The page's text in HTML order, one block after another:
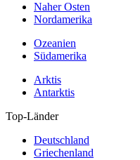
Naher Osten
Nordamerika
Ozeanien
Südamerika
Arktis
Antarktis
Top-Länder
Deutschland
Griechenland